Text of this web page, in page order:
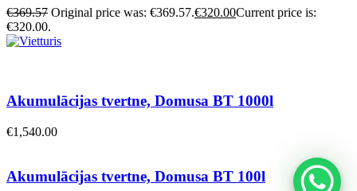
€369.57 Original price was: €369.57.€320.00Current price is:
€320.00.
Akumulācijas tvertne, Domusa BT 1000l
€1,540.00
Akumulācijas tvertne, Domusa BT 100l